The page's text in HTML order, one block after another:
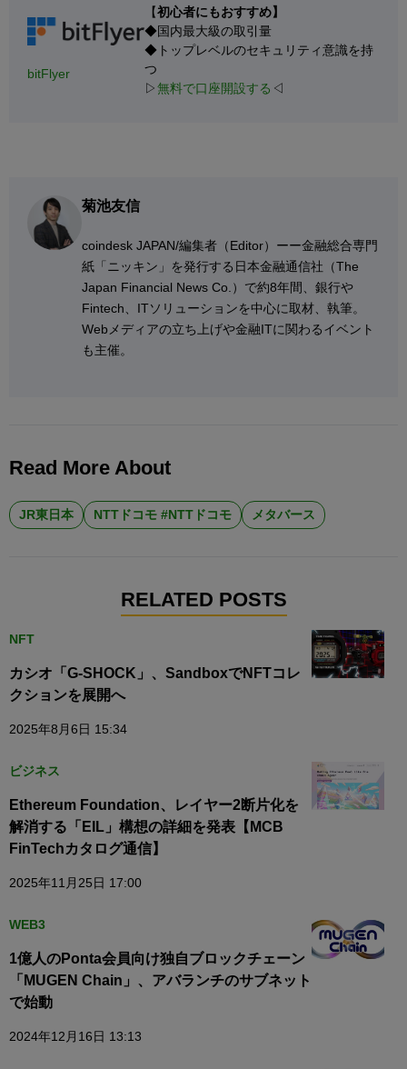
bitFlyer
【初心者にもおすすめ】
◆国内最大級の取引量
◆トップレベルのセキュリティ意識を持
つ
▷無料で口座開設する ◁
菊池友信
coindesk JAPAN/編集者（Editor）ーー金融総合専門
紙「ニッキン」を発行する日本金融通信社（The
Japan Financial News Co.）で約8年間、銀行や
Fintech、ITソリューションを中心に取材、執筆。
Webメディアの立ち上げや金融ITに関わるイベント
も主催。
Read More About
JR東日本 NTTドコモ #NTTドコモ メタバース
RELATED POSTS
NFT
カシオ「G-SHOCK」、SandboxでNFTコレ
クションを展開へ
2025年8月6日 15:34
ビジネス
Ethereum Foundation、レイヤー2断片化を
解消する「EIL」構想の詳細を発表【MCB
FinTechカタログ通信】
2025年11月25日 17:00
WEB3
1億人のPonta会員向け独自ブロックチェーン
「MUGEN Chain」、アバランチのサブネット
で始動
2024年12月16日 13:13